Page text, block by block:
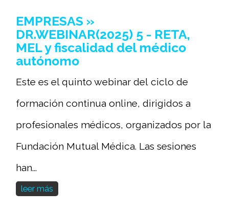
EMPRESAS »
DR.WEBINAR(2025) 5 - RETA,
MEL y fiscalidad del médico
autónomo
Este es el quinto webinar del ciclo de
formación continua online, dirigidos a
profesionales médicos, organizados por la
Fundación Mutual Médica. Las sesiones
han...
leer más